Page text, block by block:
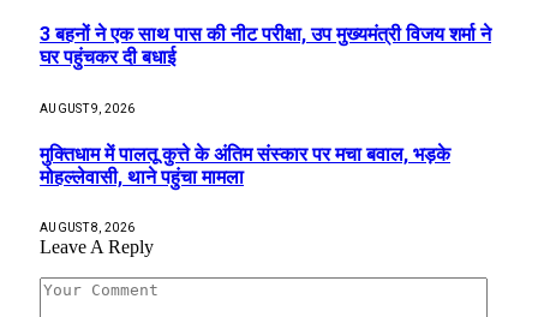
3 बहनों ने एक साथ पास की नीट परीक्षा, उप मुख्यमंत्री विजय शर्मा ने
घर पहुंचकर दी बधाई
AUGUST 9, 2026
मुक्तिधाम में पालतू कुत्ते के अंतिम संस्कार पर मचा बवाल, भड़के
मोहल्लेवासी, थाने पहुंचा मामला
AUGUST 8, 2026
Leave A Reply